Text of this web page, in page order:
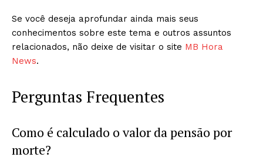
Se você deseja aprofundar ainda mais seus
conhecimentos sobre este tema e outros assuntos
relacionados, não deixe de visitar o site MB Hora
News.
Perguntas Frequentes
Como é calculado o valor da pensão por
morte?